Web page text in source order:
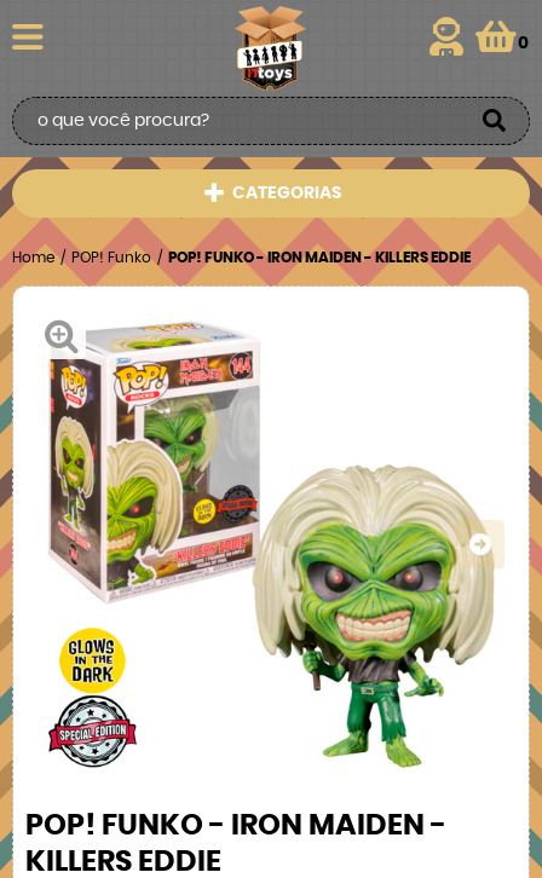
0
CATEGORIAS
Home POP! Funko POP! FUNKO - IRON MAIDEN - KILLERS EDDIE
POP! FUNKO - IRON MAIDEN -
KILLERS EDDIE